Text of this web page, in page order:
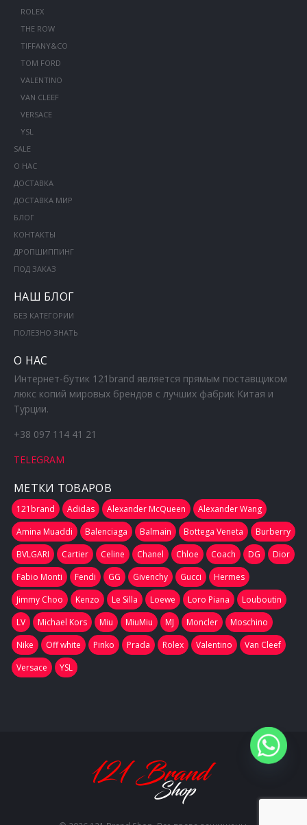
ROLEX
THE ROW
TIFFANY&CO
TOM FORD
VALENTINO
VAN CLEEF
VERSACE
YSL
SALE
О НАС
ДОСТАВКА
ДОСТАВКА МИР
БЛОГ
КОНТАКТЫ
ДРОПШИППИНГ
ПОД ЗАКАЗ
НАШ БЛОГ
БЕЗ КАТЕГОРИИ
ПОЛЕЗНО ЗНАТЬ
О НАС
Интернет-бутик 121brand является прямым поставщиком
люкс копий мировых брендов с лучших фабрик Китая и
Турции.
+38 097 114 41 21
TELEGRAM
МЕТКИ ТОВАРОВ
121brand Adidas Alexander McQueen
Alexander Wang
Amina Muaddi
Balenciaga Balmain Bottega Veneta
Burberry
BVLGARI
Cartier Celine Chanel Chloe Coach DG
Dior
Fabio Monti
Fendi GG Givenchy Gucci
Hermes
Jimmy Choo
Kenzo Le Silla Loewe Loro Piana
Louboutin
LV
Michael Kors Miu MiuMiu MJ Moncler
Moschino
Nike
Off white Pinko Prada Rolex Valentino
Van Cleef
Versace
YSL